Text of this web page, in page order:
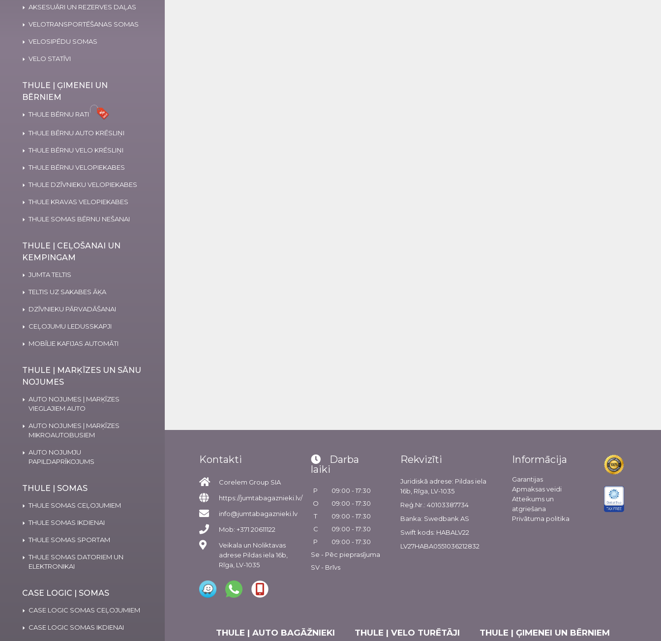
AKSESUĀRI UN REZERVES DAĻAS
VELOTRANSPORTĒŠANAS SOMAS
VELOSIPĒDU SOMAS
VELO STATĪVI
THULE | ĢIMENEI UN
BĒRNIEM
THULE BĒRNU RATI
THULE BĒRNU AUTO KRĒSLIŅI
THULE BĒRNU VELO KRĒSLIŅI
THULE BĒRNU VELOPIEKABES
THULE DZĪVNIEKU VELOPIEKABES
THULE KRAVAS VELOPIEKABES
THULE SOMAS BĒRNU NEŠANAI
THULE | CEĻOŠANAI UN
KEMPINGAM
JUMTA TELTIS
TELTIS UZ SAKABES ĀĶA
DZĪVNIEKU PĀRVADĀŠANAI
CEĻOJUMU LEDUSSKAPJI
MOBĪLIE KAFIJAS AUTOMĀTI
THULE | MARĶĪZES UN SĀNU
NOJUMES
AUTO NOJUMES | MARĶĪZES
VIEGLAJIEM AUTO
AUTO NOJUMES | MARĶĪZES
MIKROAUTOBUSIEM
AUTO NOJUMJU
PAPILDAPRĪKOJUMS
THULE | SOMAS
THULE SOMAS CEĻOJUMIEM
THULE SOMAS IKDIENAI
THULE SOMAS SPORTAM
THULE SOMAS DATORIEM UN
ELEKTRONIKAI
CASE LOGIC | SOMAS
CASE LOGIC SOMAS CEĻOJUMIEM
CASE LOGIC SOMAS IKDIENAI
Kontakti
Corelem Group SIA
https://jumtabagaznieki.lv/
info@jumtabagaznieki.lv
Mob: +371 20611122
Veikala un Noliktavas
adrese Pildas iela 16b,
Rīga, LV-1035
Darba
laiki
P
09:00 - 17:30
O
09:00 - 17:30
T
09:00 - 17:30
C
09:00 - 17:30
P
09:00 - 17:30
Se - Pēc pieprasījuma
SV - Brīvs
Rekvizīti
Juridiskā adrese: Pildas iela
16b, Rīga, LV-1035
Reģ.Nr.: 40103387734
Banka: Swedbank AS
Swift kods: HABALV22
LV27HABA0551036212832
Informācija
Garantijas
Apmaksas veidi
Atteikums un
atgriešana
Privātuma politika
THULE | AUTO BAGĀŽNIEKI THULE | VELO TURĒTĀJI THULE | ĢIMENEI UN BĒRNIEM